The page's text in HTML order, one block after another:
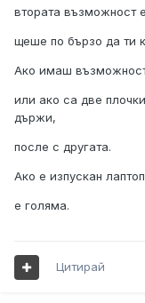
втората възможност
щеше по бързо да ти
Ако имаш
или ако са две
държи,
после с другата.
Ако е изпускан
е голяма.
Цитирай